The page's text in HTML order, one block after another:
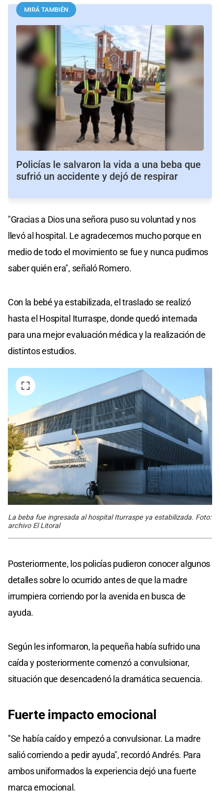
MIRÁ TAMBIÉN
Policías le salvaron la vida a una beba que
sufrió un accidente y dejó de respirar
"Gracias a Dios una señora puso su voluntad y nos
llevó al hospital. Le agradecemos mucho porque en
medio de todo el movimiento se fue y nunca pudimos
saber quién era", señaló Romero.
Con la bebé ya estabilizada, el traslado se realizó
hasta el Hospital Iturraspe, donde quedó internada
para una mejor evaluación médica y la realización de
distintos estudios.
La beba fue ingresada al hospital Iturraspe ya estabilizada. Foto:
archivo El Litoral
Posteriormente, los policías pudieron conocer algunos
detalles sobre lo ocurrido antes de que la madre
irrumpiera corriendo por la avenida en busca de
ayuda.
Según les informaron, la pequeña había sufrido una
caída y posteriormente comenzó a convulsionar,
situación que desencadenó la dramática secuencia.
Fuerte impacto emocional
"Se había caído y empezó a convulsionar. La madre
salió corriendo a pedir ayuda", recordó Andrés. Para
ambos uniformados la experiencia dejó una fuerte
marca emocional.